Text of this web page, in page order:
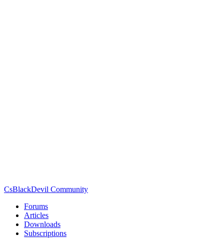
CsBlackDevil Community
Forums
Articles
Downloads
Subscriptions